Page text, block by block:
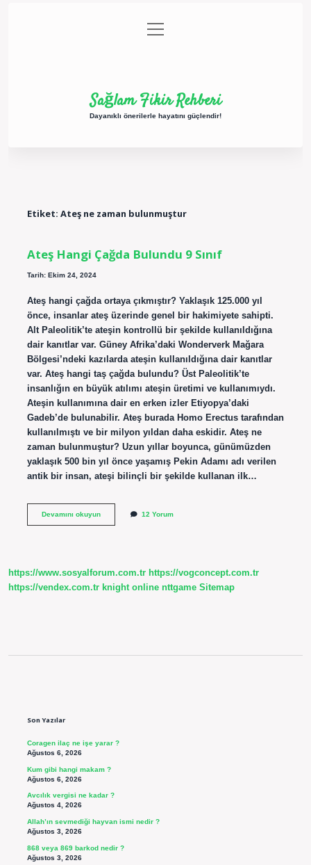
Gizlilik Politikası
menüyü
aç
Sağlam Fikir Rehberi
Dayanıklı önerilerle hayatını güçlendir!
Etiket: Ateş ne zaman bulunmuştur
Ateş Hangi Çağda Bulundu 9 Sınıf
Tarih: Ekim 24, 2024
Ateş hangi çağda ortaya çıkmıştır? Yaklaşık 125.000 yıl
önce, insanlar ateş üzerinde genel bir hakimiyete sahipti.
Alt Paleolitik’te ateşin kontrollü bir şekilde kullanıldığına
dair kanıtlar var. Güney Afrika’daki Wonderverk Mağara
Bölgesi’ndeki kazılarda ateşin kullanıldığına dair kanıtlar
var. Ateş hangi taş çağda bulundu? Üst Paleolitik’te
insanlığın en büyük atılımı ateşin üretimi ve kullanımıydı.
Ateşin kullanımına dair en erken izler Etiyopya’daki
Gadeb’de bulunabilir. Ateş burada Homo Erectus tarafından
kullanılmıştı ve bir milyon yıldan daha eskidir. Ateş ne
zaman bulunmuştur? Uzun yıllar boyunca, günümüzden
yaklaşık 500 bin yıl önce yaşamış Pekin Adamı adı verilen
antik bir insan, ateşi bilinçli bir şekilde kullanan ilk…
Devamını okuyunAteş
12 Yorum
https://www.sosyalforum.com.tr https://vogconcept.com.tr
https://vendex.com.tr knight online nttgame Sitemap
Son Yazılar
Coragen ilaç ne işe yarar ?
Ağustos 6, 2026
Kum gibi hangi makam ?
Ağustos 6, 2026
Avcılık vergisi ne kadar ?
Ağustos 4, 2026
Allah’ın sevmediği hayvan ismi nedir ?
Ağustos 3, 2026
868 veya 869 barkod nedir ?
Ağustos 3, 2026